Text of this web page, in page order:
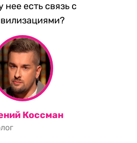
есть связь с
Коссман